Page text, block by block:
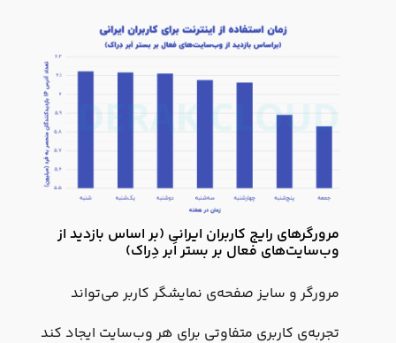
مرورگرهای رایج کاربران ایرانی (بر اساس بازدید از
وب‌سایت‌های فعال بر بستر اَبر دِراک)
مرورگر و سایز صفحه‌ی نمایشگر کاربر می‌تواند
تجربه‌ی کاربری متفاوتی برای هر وب‌سایت ایجاد کند